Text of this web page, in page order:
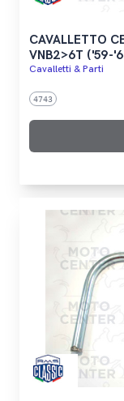
CAVALLETTO
VNB2>6T ('59-
Cavalletti & Parti
4743